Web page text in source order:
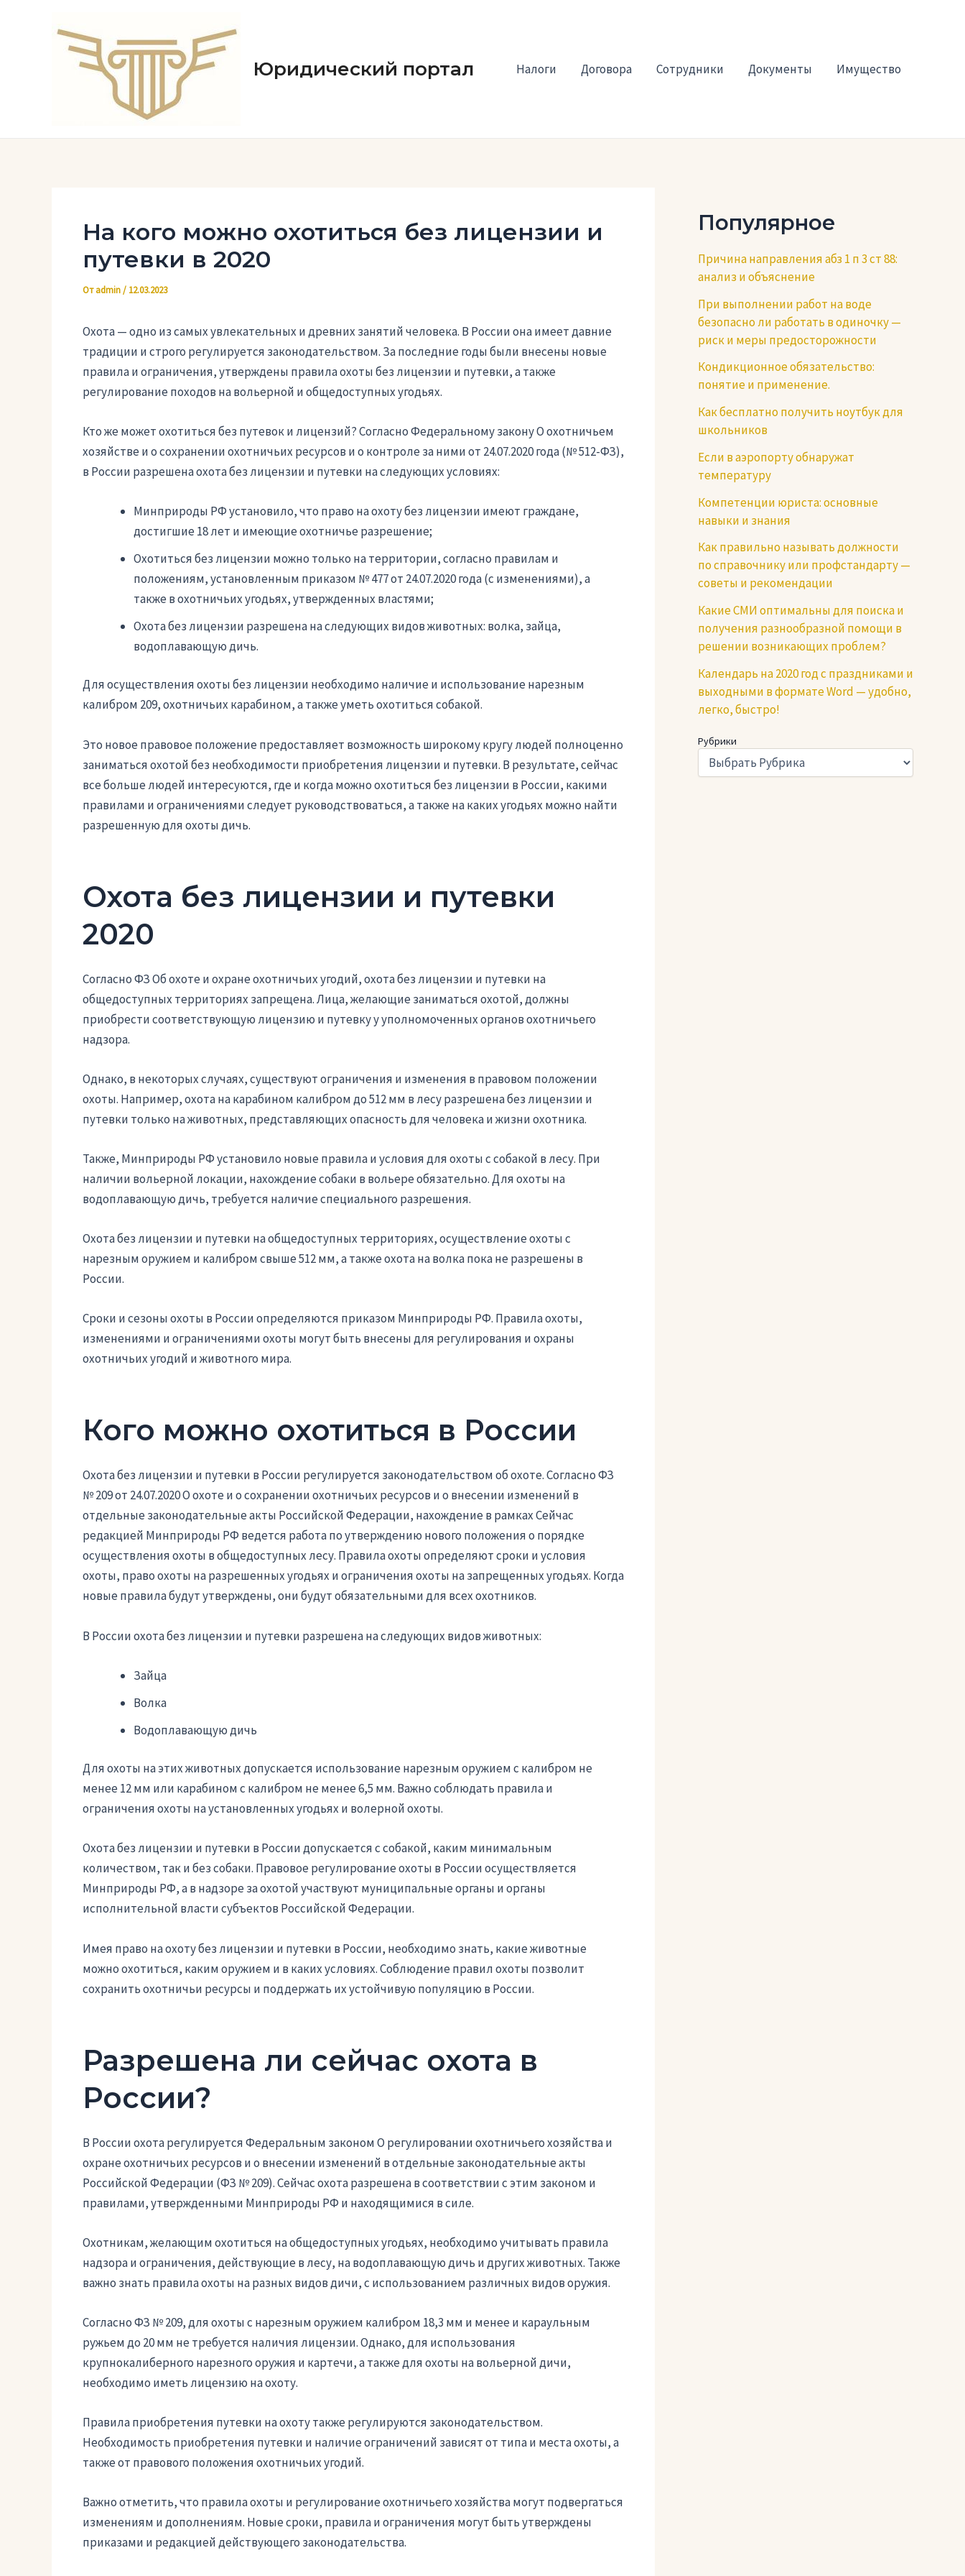
содержимому
Юридический портал Налоги Договора Сотрудники Документы Имущество
На кого можно охотиться без лицензии и
путевки в 2020
Отadmin/ 12.03.2023
Охота — одно из самых увлекательных и древних занятий человека. В России она имеет давние
традиции и строго регулируется законодательством. За последние годы были внесены новые
правила и ограничения, утверждены правила охоты без лицензии и путевки, а также
регулирование походов на вольерной и общедоступных угодьях.
Кто же может охотиться без путевок и лицензий? Согласно Федеральному закону О охотничьем
хозяйстве и о сохранении охотничьих ресурсов и о контроле за ними от 24.07.2020 года (№ 512-ФЗ),
в России разрешена охота без лицензии и путевки на следующих условиях:
Минприроды РФ установило, что право на охоту без лицензии имеют граждане,
достигшие 18 лет и имеющие охотничье разрешение;
Охотиться без лицензии можно только на территории, согласно правилам и
положениям, установленным приказом № 477 от 24.07.2020 года (с изменениями), а
также в охотничьих угодьях, утвержденных властями;
Охота без лицензии разрешена на следующих видов животных: волка, зайца,
водоплавающую дичь.
Для осуществления охоты без лицензии необходимо наличие и использование нарезным
калибром 209, охотничьих карабином, а также уметь охотиться собакой.
Это новое правовое положение предоставляет возможность широкому кругу людей полноценно
заниматься охотой без необходимости приобретения лицензии и путевки. В результате, сейчас
все больше людей интересуются, где и когда можно охотиться без лицензии в России, какими
правилами и ограничениями следует руководствоваться, а также на каких угодьях можно найти
разрешенную для охоты дичь.
Охота без лицензии и путевки
2020
Согласно ФЗ Об охоте и охране охотничьих угодий, охота без лицензии и путевки на
общедоступных территориях запрещена. Лица, желающие заниматься охотой, должны
приобрести соответствующую лицензию и путевку у уполномоченных органов охотничьего
надзора.
Однако, в некоторых случаях, существуют ограничения и изменения в правовом положении
охоты. Например, охота на карабином калибром до 512 мм в лесу разрешена без лицензии и
путевки только на животных, представляющих опасность для человека и жизни охотника.
Также, Минприроды РФ установило новые правила и условия для охоты с собакой в лесу. При
наличии вольерной локации, нахождение собаки в вольере обязательно. Для охоты на
водоплавающую дичь, требуется наличие специального разрешения.
Охота без лицензии и путевки на общедоступных территориях, осуществление охоты с
нарезным оружием и калибром свыше 512 мм, а также охота на волка пока не разрешены в
России.
Сроки и сезоны охоты в России определяются приказом Минприроды РФ. Правила охоты,
изменениями и ограничениями охоты могут быть внесены для регулирования и охраны
охотничьих угодий и животного мира.
Кого можно охотиться в России
Охота без лицензии и путевки в России регулируется законодательством об охоте. Согласно ФЗ
№ 209 от 24.07.2020 О охоте и о сохранении охотничьих ресурсов и о внесении изменений в
отдельные законодательные акты Российской Федерации, нахождение в рамках Сейчас
редакцией Минприроды РФ ведется работа по утверждению нового положения о порядке
осуществления охоты в общедоступных лесу. Правила охоты определяют сроки и условия
охоты, право охоты на разрешенных угодьях и ограничения охоты на запрещенных угодьях. Когда
новые правила будут утверждены, они будут обязательными для всех охотников.
В России охота без лицензии и путевки разрешена на следующих видов животных:
Зайца
Волка
Водоплавающую дичь
Для охоты на этих животных допускается использование нарезным оружием с калибром не
менее 12 мм или карабином с калибром не менее 6,5 мм. Важно соблюдать правила и
ограничения охоты на установленных угодьях и волерной охоты.
Охота без лицензии и путевки в России допускается с собакой, каким минимальным
количеством, так и без собаки. Правовое регулирование охоты в России осуществляется
Минприроды РФ, а в надзоре за охотой участвуют муниципальные органы и органы
исполнительной власти субъектов Российской Федерации.
Имея право на охоту без лицензии и путевки в России, необходимо знать, какие животные
можно охотиться, каким оружием и в каких условиях. Соблюдение правил охоты позволит
сохранить охотничьи ресурсы и поддержать их устойчивую популяцию в России.
Разрешена ли сейчас охота в
России?
В России охота регулируется Федеральным законом О регулировании охотничьего хозяйства и
охране охотничьих ресурсов и о внесении изменений в отдельные законодательные акты
Российской Федерации (ФЗ № 209). Сейчас охота разрешена в соответствии с этим законом и
правилами, утвержденными Минприроды РФ и находящимися в силе.
Охотникам, желающим охотиться на общедоступных угодьях, необходимо учитывать правила
надзора и ограничения, действующие в лесу, на водоплавающую дичь и других животных. Также
важно знать правила охоты на разных видов дичи, с использованием различных видов оружия.
Согласно ФЗ № 209, для охоты с нарезным оружием калибром 18,3 мм и менее и караульным
ружьем до 20 мм не требуется наличия лицензии. Однако, для использования
крупнокалиберного нарезного оружия и картечи, а также для охоты на вольерной дичи,
необходимо иметь лицензию на охоту.
Правила приобретения путевки на охоту также регулируются законодательством.
Необходимость приобретения путевки и наличие ограничений зависят от типа и места охоты, а
также от правового положения охотничьих угодий.
Важно отметить, что правила охоты и регулирование охотничьего хозяйства могут подвергаться
изменениям и дополнениям. Новые сроки, правила и ограничения могут быть утверждены
приказами и редакцией действующего законодательства.
Популярное
Причина направления абз 1 п 3 ст 88:
анализ и объяснение
При выполнении работ на воде
безопасно ли работать в одиночку —
риск и меры предосторожности
Кондикционное обязательство:
понятие и применение.
Как бесплатно получить ноутбук для
школьников
Если в аэропорту обнаружат
температуру
Компетенции юриста: основные
навыки и знания
Как правильно называть должности
по справочнику или профстандарту —
советы и рекомендации
Какие СМИ оптимальны для поиска и
получения разнообразной помощи в
решении возникающих проблем?
Календарь на 2020 год с праздниками и
выходными в формате Word — удобно,
легко, быстро!
Рубрики